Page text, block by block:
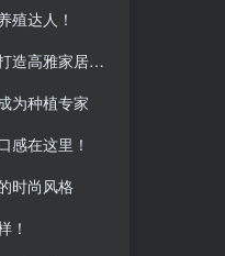
殖达人！
家居新选择！
为种植专家
感在这里！
时尚风格
！
殖达人！
家居新选择！
为种植专家
感在这里！
时尚风格
！